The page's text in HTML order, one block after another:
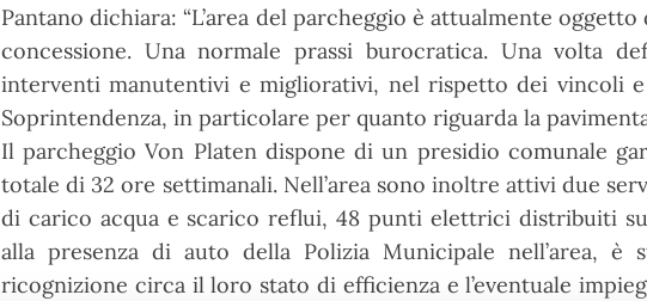
Pantano dichiara: “L’area del parcheggio è attualmente
concessione. Una normale prassi burocratica. Una volta
interventi manutentivi e migliorativi, nel rispetto dei vincoli
Soprintendenza, in particolare per quanto riguarda la
Il parcheggio Von Platen dispone di un presidio comunale
totale di 32 ore settimanali. Nell’area sono inoltre attivi due
di carico acqua e scarico reflui, 48 punti elettrici distribuiti
alla presenza di auto della Polizia Municipale nell’area, è
ricognizione circa il loro stato di efficienza e l’eventuale